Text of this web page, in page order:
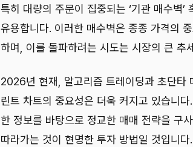
특히 대량의 주문이 집중되는 ‘기관 매수벽’
유용합니다. 이러한 매수벽은 종종 가격의
하며, 이를 돌파하려는 시도는 시장의 큰 추
2026년 현재, 알고리즘 트레이딩과 초단타
린트 차트의 중요성은 더욱 커지고 있습니
한 정보를 바탕으로 정교한 매매 전략을 구
따라가는 것이 현명한 투자 방법일 것입니다.